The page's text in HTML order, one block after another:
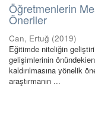
Öğretmenlerin
Öneriler
Can, Ertuğ (2019)
Eğitimde niteliğin
gelişimlerinin
kaldırılmasına yönelik
araştırmanın ...